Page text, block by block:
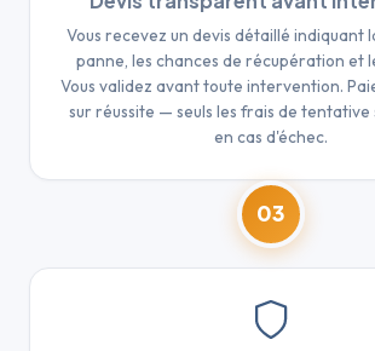
Vous recevez un devis détaillé indiquant
panne, les chances de récupération et
Vous validez avant toute intervention.
sur réussite — seuls les frais de
en cas d'échec.
03